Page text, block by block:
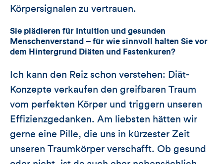
Körpersignalen zu vertrauen.
Sie plädieren für Intuition und gesunden
Menschenverstand – für wie sinnvoll halten Sie vor
dem Hintergrund Diäten und Fastenkuren?
Ich kann den Reiz schon verstehen: Diät-
Konzepte verkaufen den greifbaren Traum
vom perfekten Körper und triggern unseren
Effizienzgedanken. Am liebsten hätten wir
gerne eine Pille, die uns in kürzester Zeit
unseren Traumkörper verschafft. Ob gesund